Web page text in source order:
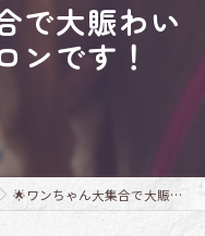
で大賑わい
ンです！
🌟ワンちゃん大集合で大賑わいのトリミングサロンです！